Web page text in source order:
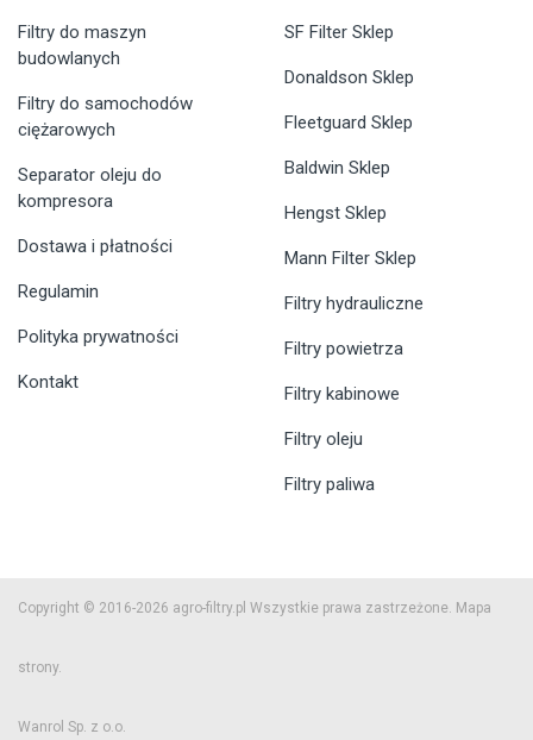
Filtry do maszyn
budowlanych
Filtry do samochodów
ciężarowych
Separator oleju do
kompresora
Dostawa i płatności
Regulamin
Polityka prywatności
Kontakt
SF Filter Sklep
Donaldson Sklep
Fleetguard Sklep
Baldwin Sklep
Hengst Sklep
Mann Filter Sklep
Filtry hydrauliczne
Filtry powietrza
Filtry kabinowe
Filtry oleju
Filtry paliwa
Copyright © 2016-2026 agro-filtry.pl Wszystkie prawa zastrzeżone. Mapa
strony.
Wanrol Sp. z o.o.